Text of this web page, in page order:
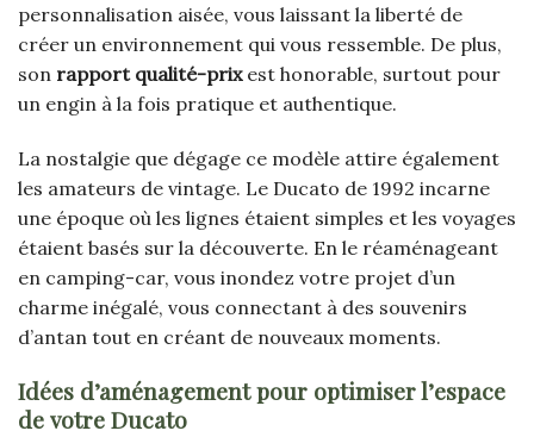
personnalisation aisée, vous laissant la liberté de
créer un environnement qui vous ressemble. De plus,
son rapport qualité-prixest honorable, surtout pour
un engin à la fois pratique et authentique.
La nostalgie que dégage ce modèle attire également
les amateurs de vintage. Le Ducato de 1992 incarne
une époque où les lignes étaient simples et les voyages
étaient basés sur la découverte. En le réaménageant
en camping-car, vous inondez votre projet d’un
charme inégalé, vous connectant à des souvenirs
d’antan tout en créant de nouveaux moments.
Idées d’aménagement pour optimiser l’espace
de votre Ducato